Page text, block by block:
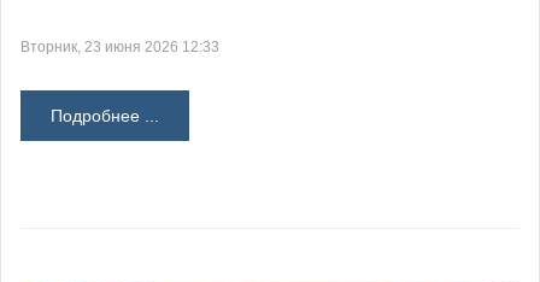
Вторник, 23 июня 2026 12:33
Подробнее ...